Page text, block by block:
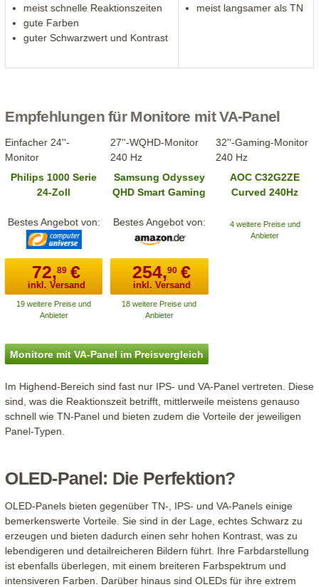
meist schnelle Reaktionszeiten
gute Farben
guter Schwarzwert und Kontrast
meist langsamer als TN
Empfehlungen für Monitore mit VA-Panel
Einfacher 24''-
Monitor
Philips 1000 Serie
24-Zoll
HD Monitor
Bestes Angebot von:
72,89 €
inkl. Versand
19 weitere Preise und
Anbieter
27''-WQHD-Monitor
240 Hz
Samsung Odyssey
QHD Smart Gaming
(LS27BG650EUXEN)
Bestes Angebot von:
254,90 €
inkl. Versand
18 weitere Preise und
Anbieter
32''-Gaming-Monitor
240 Hz
AOC C32G2ZE
Curved 240Hz
4 weitere Preise und
Anbieter
Monitore mit VA-Panel im Preisvergleich
Im Highend-Bereich sind fast nur IPS- und VA-Panel vertreten. Diese
sind, was die Reaktionszeit betrifft, mittlerweile meistens genauso
schnell wie TN-Panel und bieten zudem die Vorteile der jeweiligen
Panel-Typen.
OLED-Panel: Die Perfektion?
OLED-Panels bieten gegenüber TN-, IPS- und VA-Panels einige
bemerkenswerte Vorteile. Sie sind in der Lage, echtes Schwarz zu
erzeugen und bieten dadurch einen sehr hohen Kontrast, was zu
lebendigeren und detailreicheren Bildern führt. Ihre Farbdarstellung
ist ebenfalls überlegen, mit einem breiteren Farbspektrum und
intensiveren Farben. Darüber hinaus sind OLEDs für ihre extrem